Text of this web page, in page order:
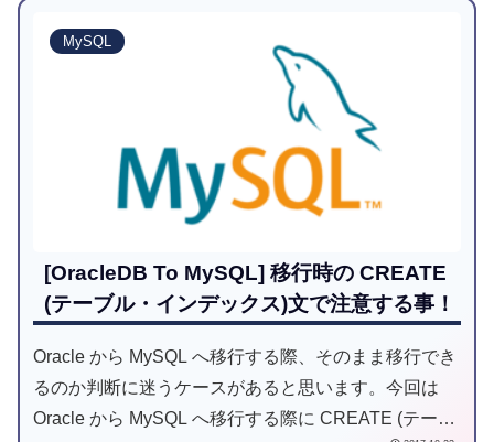
MySQL
[OracleDB To MySQL] 移行時の CREATE
(テーブル・インデックス)文で注意する事！
Oracle から MySQL へ移行する際、そのまま移行でき
るのか判断に迷うケースがあると思います。今回は
Oracle から MySQL へ移行する際に CREATE (テーブ